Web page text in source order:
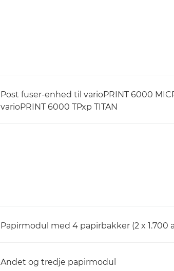
Post fuser-enhed til varioPRINT 6000
varioPRINT 6000 TPxp TITAN
Papirmodul med 4 papirbakker (2 x 1.700
Andet og tredje papirmodul